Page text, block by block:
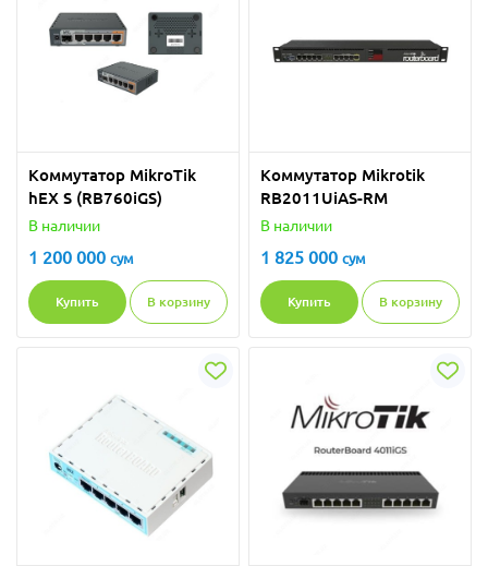
Коммутатор MikroTik
hEX S (RB760iGS)
В наличии
1 200 000 сум
Купить В корзину
Коммутатор Mikrotik
RB2011UiAS-RM
В наличии
1 825 000 сум
Купить В корзину